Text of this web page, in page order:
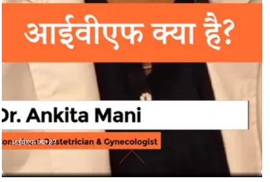
आईवीएफ क्या है?